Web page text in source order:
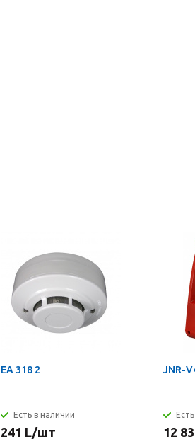
EA 318 2
Есть в наличии
241 L/шт
JNR-
12